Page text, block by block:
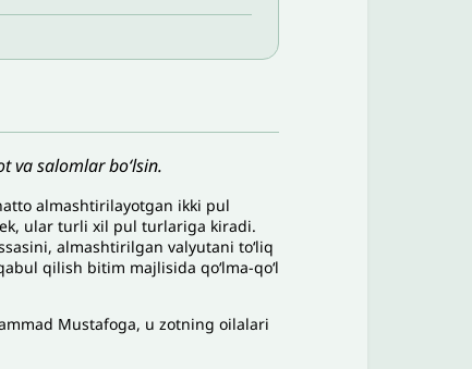
va salomlar bo‘lsin.
almashtirilayotgan ikki pul
ular turli xil pul turlariga kiradi.
almashtirilgan valyutani toʻliq
qilish bitim majlisida qoʻlma-qoʻl
Mustafoga, u zotning oilalari